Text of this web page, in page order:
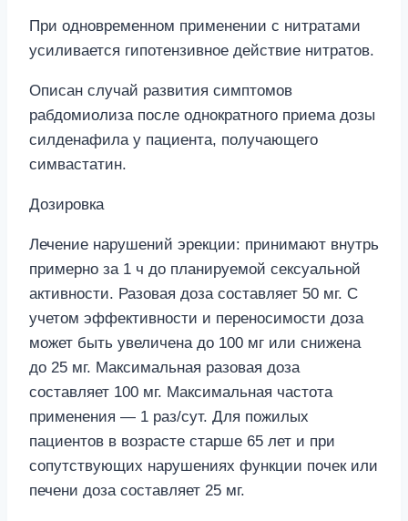
При одновременном применении с нитратами
усиливается гипотензивное действие нитратов.
Описан случай развития симптомов
рабдомиолиза после однократного приема дозы
силденафила у пациента, получающего
симвастатин.
Дозировка
Лечение нарушений эрекции: принимают внутрь
примерно за 1 ч до планируемой сексуальной
активности. Разовая доза составляет 50 мг. С
учетом эффективности и переносимости доза
может быть увеличена до 100 мг или снижена
до 25 мг. Максимальная разовая доза
составляет 100 мг. Максимальная частота
применения — 1 раз/сут. Для пожилых
пациентов в возрасте старше 65 лет и при
сопутствующих нарушениях функции почек или
печени доза составляет 25 мг.